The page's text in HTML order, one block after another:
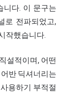
니다. 이 문구는
로 전파되었고,
작했습니다.
설적이며, 어떤
반 딕셔너리는
용하기 부적절